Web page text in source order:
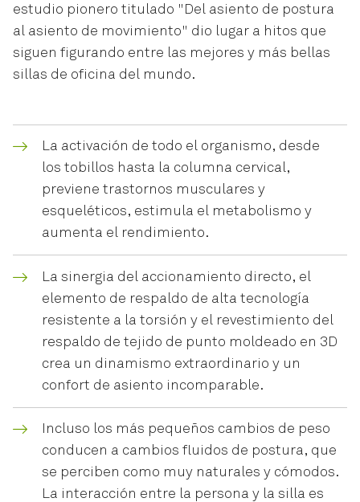
estudio pionero titulado "Del asiento de postura
al asiento de movimiento" dio lugar a hitos que
siguen figurando entre las mejores y más bellas
sillas de oficina del mundo.
La activación de todo el organismo, desde
los tobillos hasta la columna cervical,
previene trastornos musculares y
esqueléticos, estimula el metabolismo y
aumenta el rendimiento.
La sinergia del accionamiento directo, el
elemento de respaldo de alta tecnología
resistente a la torsión y el revestimiento del
respaldo de tejido de punto moldeado en 3D
crea un dinamismo extraordinario y un
confort de asiento incomparable.
Incluso los más pequeños cambios de peso
conducen a cambios fluidos de postura, que
se perciben como muy naturales y cómodos.
La interacción entre la persona y la silla es